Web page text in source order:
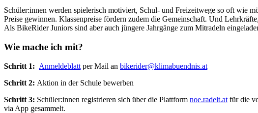
Schüler:innen werden spielerisch motiviert, Schul- und Freizeitwege so oft wie
Preise gewinnen. Klassenpreise fördern zudem die Gemeinschaft. Und
Als BikeRider Juniors sind aber auch jüngere Jahrgänge zum Mitradeln
Wie mache ich mit?
Schritt 1: Anmeldeblatt per Mail an bikerider@klimabuendnis.at
Schritt 2: Aktion in der Schule bewerben
Schritt 3: Schüler:innen registrieren sich über die Plattform noe.radelt.at für die
via App gesammelt.